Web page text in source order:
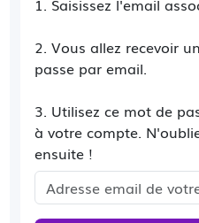
1. Saisissez l'email
2. Vous allez recevoir
passe par email.
3. Utilisez ce mot de
à votre compte.
ensuite !